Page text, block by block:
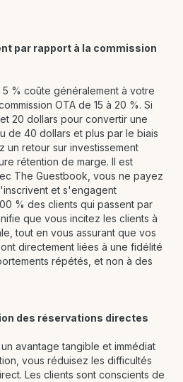
par rapport à la commission
% coûte généralement à votre
OTA de 15 à 20 %. Si
20 dollars pour convertir une
de 40 dollars et plus par le biais
un retour sur investissement
rétention de marge. Il est
The Guestbook, vous ne payez
et s'engagent
% des clients qui passent par
que vous incitez les clients à
tout en vous assurant que vos
directement liées à une fidélité
répétés, et non à des
des réservations directes
avantage tangible et immédiat
vous réduisez les difficultés
Les clients sont conscients de